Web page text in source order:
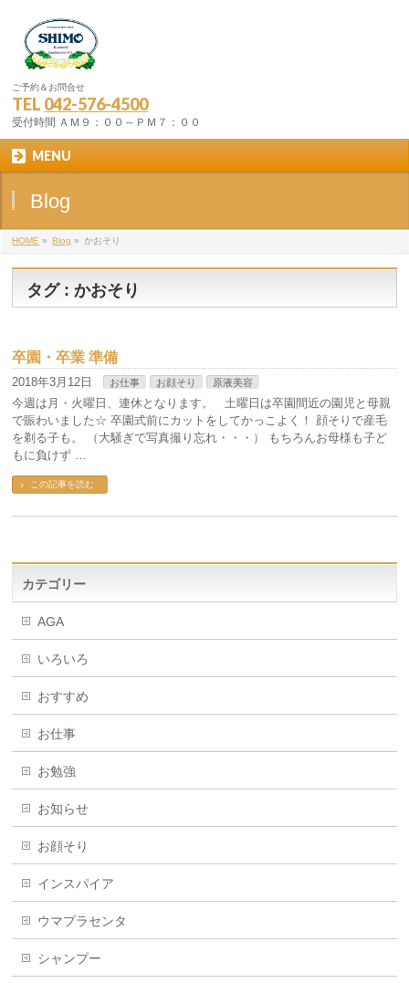
ご予約＆お問合せ
TEL 042-576-4500
受付時間 ＡＭ９：００～ＰＭ７：００
MENU
Blog
HOME » Blog » かおそり
タグ : かおそり
卒園・卒業 準備
2018年3月12日 お仕事 お顔そり 原液美容
今週は月・火曜日、連休となります。 土曜日は卒園間近の園児と母親
で賑わいました☆ 卒園式前にカットをしてかっこよく！ 顔そりで産毛
を剃る子も。 （大騒ぎで写真撮り忘れ・・・） もちろんお母様も子ど
もに負けず …
この記事を読む
カテゴリー
AGA
いろいろ
おすすめ
お仕事
お勉強
お知らせ
お顔そり
インスパイア
ウマプラセンタ
シャンプー